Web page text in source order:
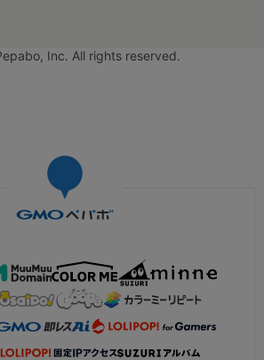
Inc. All rights reserved.